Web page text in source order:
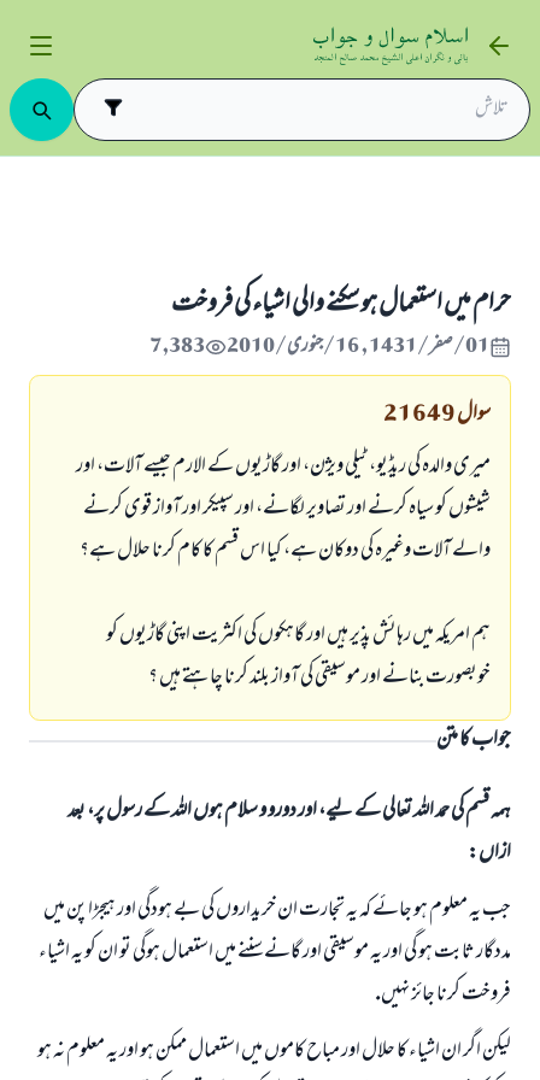
حرام ميں استعمال ہو سكنے والى اشياء كى فروخت
01/صفر/1431 , 16/جنوری/2010 7,383
سوال21649
ميرى والدہ كى ريڈيو، ٹيلى ويژن، اور گاڑيوں كے الارم جيسے آلات، اور
شيشوں كو سياہ كرنے اور تصاوير لگانے، اور سپيكر اور آواز قوى كرنے
والے آلات وغيرہ كى دوكان ہے، كيا اس قسم كا كام كرنا حلال ہے؟
ہم امريكہ ميں رہائش پذير ہيں اور گاہكوں كى اكثريت اپنى گاڑيوں كو
خوبصورت بنانے اور موسيقى كى آواز بلند كرنا چاہتے ہيں ؟
جواب کا متن
ہمہ قسم کی حمد اللہ تعالی کے لیے، اور دورو و سلام ہوں اللہ کے رسول پر، بعد
ازاں:
جب يہ معلوم ہو جائے كہ يہ تجارت ان خريداروں كى بے ہودگى اور ہيجڑا پن ميں
مددگار ثابت ہو گى اور يہ موسيقى اور گانے سننے ميں استعمال ہوگى تو ان كو يہ اشياء
فروخت كرنا جائز نہيں.
ليكن اگر ان اشياء كا حلال اور مباح كاموں ميں استعمال ممكن ہو اور يہ معلوم نہ ہو
جواب نمبر 110845 نے نکاح ٹوٹنے سے بچایا۔
امت مسلمہ کے واسطے جوابات پیش کرنے کے لیے ہماری مدد کریں